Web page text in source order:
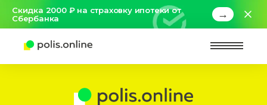
Скидка 2000 ₽ на страховку ипотеки от
Сбербанка
→